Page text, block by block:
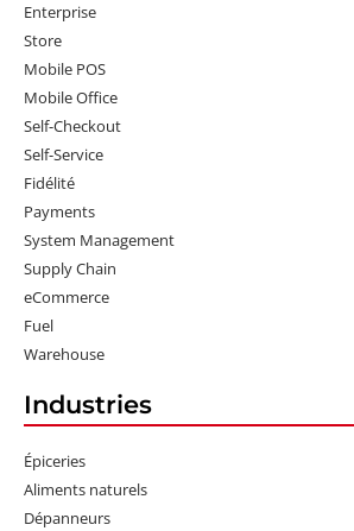
Enterprise
Store
Mobile POS
Mobile Office
Self-Checkout
Self-Service
Fidélité
Payments
System Management
Supply Chain
eCommerce
Fuel
Warehouse
Industries
Épiceries
Aliments naturels
Dépanneurs